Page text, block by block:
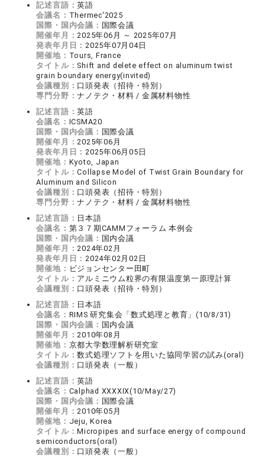
記述言語：英語
会議名： Thermec'2025
国際・国内会議： 国際会議
開催年月：2025年06月 ～ 2025年07月
発表年月日：2025年07月04日
開催地： Tours, France
タイトル： Shift and delete effect on aluminum twist
grain boundary energy(invited)
会議種別： 口頭発表（招待・特別）
専門分野：ナノテク・材料 / 金属材料物性
記述言語：英語
会議名： ICSMA20
国際・国内会議： 国際会議
開催年月：2025年06月
発表年月日：2025年06月05日
開催地： Kyoto, Japan
タイトル：Collapse Model of Twist Grain Boundary for
Aluminum and Silicon
会議種別： 口頭発表（招待・特別）
専門分野：ナノテク・材料 / 金属材料物性
記述言語： 日本語
会議名： 第３７期CAMMフォーラム 本例会
国際・国内会議： 国内会議
開催年月：2024年02月
発表年月日：2024年02月02日
開催地： ビジョンセンター田町
タイトル： アルミニウム粒界の有限温度第一原理計算
会議種別： 口頭発表（招待・特別）
記述言語： 日本語
会議名： RIMS 研究集会「数式処理と教育」(10/8/31)
国際・国内会議： 国内会議
開催年月：2010年08月
開催地： 京都大学数理解析研究室
タイトル：数式処理ソフトを用いた協同学習の試み(oral)
会議種別： 口頭発表（一般）
記述言語：英語
会議名： Calphad XXXXIX(10/May/27)
国際・国内会議： 国際会議
開催年月：2010年05月
開催地： Jeju, Korea
タイトル：Micropipes and surface energy of compound
semiconductors(oral)
会議種別： 口頭発表（一般）